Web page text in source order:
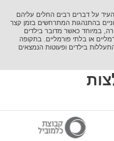
על דברים רבים החלים עליהם
בהתנהגות המתרחשים בזמן קצר
במיוחד כאשר מדובר בילדים
או בלתי פורמליים. בתקופה
בילדים ופעוטות הנמצאים